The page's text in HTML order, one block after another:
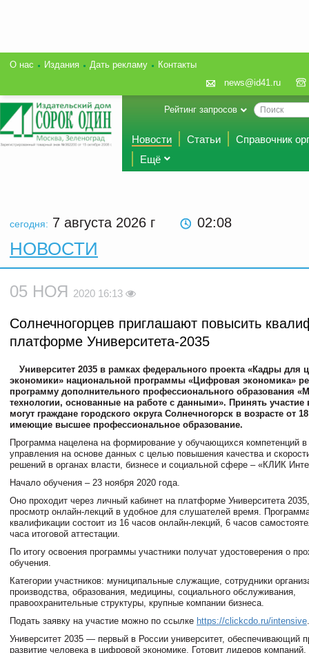
О нас Издания Дать рекламу
Контакты
news@id41.ru
Рейтинг запросов
Новости Статьи
Справочник
Ещё
сегодня: 7 августа 2026 г 02:08
НОВОСТИ
05 НОЯ 2020 16:13
Солнечногорцев приглашают повысить
платформе Университета-2035
Университет 2035 в рамках федерального проекта «Кадры для
экономики» национальной программы «Цифровая экономика»
программу дополнительного профессионального образования
технологии, основанные на работе с данными». Принять участие
могут граждане городского округа Солнечногорск в возрасте от
имеющие высшее профессиональное образование.
Программа нацелена на формирование у обучающихся компетенций в
управления на основе данных с целью повышения качества и
решений в органах власти, бизнесе и социальной сфере – «КЛИК
Начало обучения – 23 ноября 2020 года.
Оно проходит через личный кабинет на платформе Университета
просмотр онлайн-лекций в удобное для слушателей время.
квалификации состоит из 16 часов онлайн-лекций, 6 часов
часа итоговой аттестации.
По итогу освоения программы участники получат удостоверения о
обучения.
Категории участников: муниципальные служащие, сотрудники
производства, образования, медицины, социального обслуживания,
правоохранительные структуры, крупные компании бизнеса.
Подать заявку на участие можно по ссылке https://clickcdo.ru/intensive
Университет 2035 — первый в России университет, обеспечивающий
развитие человека в цифровой экономике. Готовит лидеров компаний,